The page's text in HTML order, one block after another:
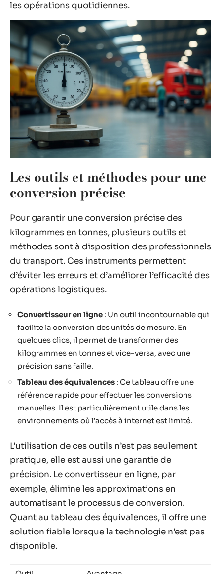
les opérations quotidiennes.
Les outils et méthodes pour une
conversion précise
Pour garantir une conversion précise des
kilogrammes en tonnes, plusieurs outils et
méthodes sont à disposition des professionnels
du transport. Ces instruments permettent
d’éviter les erreurs et d’améliorer l’efficacité des
opérations logistiques.
Convertisseur en ligne : Un outil incontournable qui
facilite la conversion des unités de mesure. En
quelques clics, il permet de transformer des
kilogrammes en tonnes et vice-versa, avec une
précision sans faille.
Tableau des équivalences : Ce tableau offre une
référence rapide pour effectuer les conversions
manuelles. Il est particulièrement utile dans les
environnements où l’accès à internet est limité.
L’utilisation de ces outils n’est pas seulement
pratique, elle est aussi une garantie de
précision. Le convertisseur en ligne, par
exemple, élimine les approximations en
automatisant le processus de conversion.
Quant au tableau des équivalences, il offre une
solution fiable lorsque la technologie n’est pas
disponible.